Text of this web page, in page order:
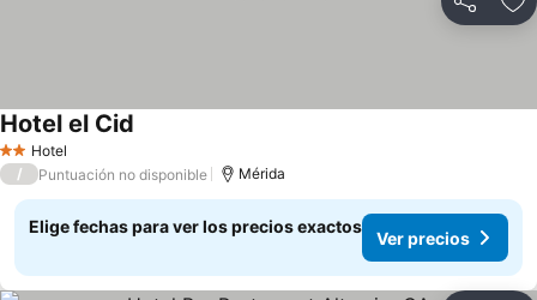
Compartir
2 Estrellas
Hotel
Hotel el Cid
/ Puntuación no disponible Mérida
Elige fechas para ver los precios exactos
Ver precios